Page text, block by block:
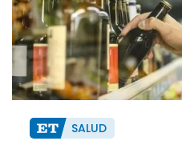
SALUD